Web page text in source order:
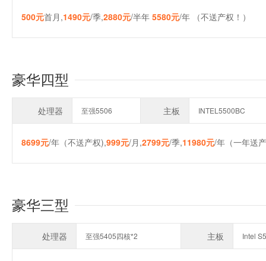
500元首月,1490元/季,2880元/半年 5580元/年 （不送产权！）
豪华四型
处理器 至强5506 主板 INTEL5500BC
8699元/年（不送产权),999元/月,2799元/季,11980元/年（一年送
豪华三型
处理器 至强5405四核*2 主板 Intel